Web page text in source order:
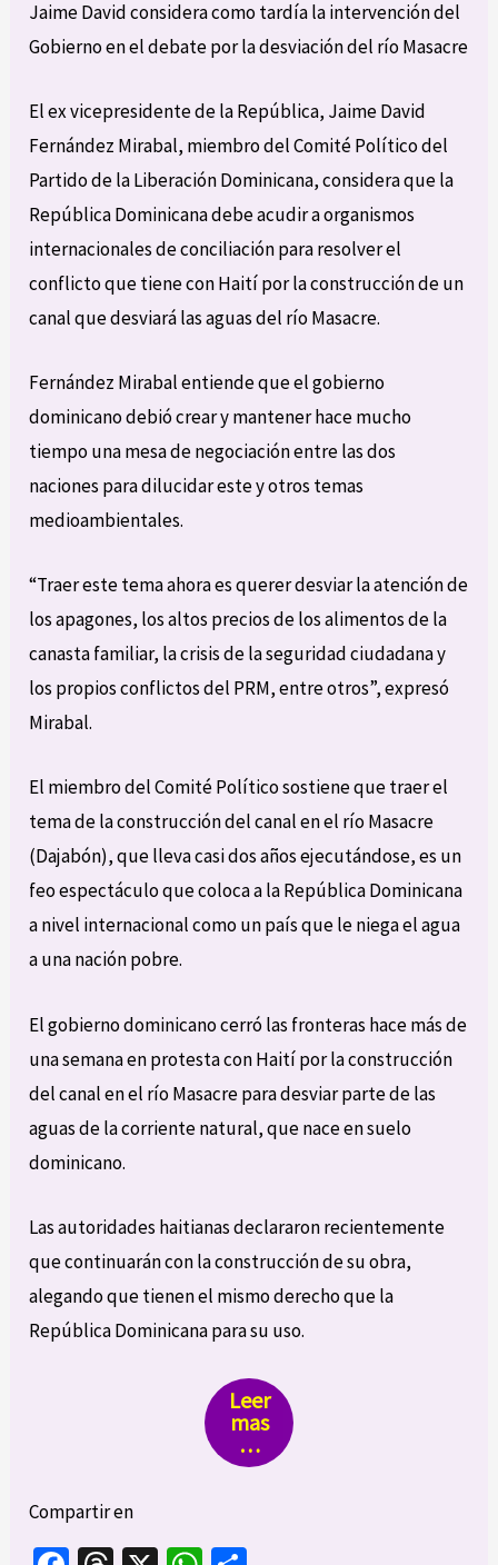
Jaime David considera como tardía la intervención del
Gobierno en el debate por la desviación del río Masacre
El ex vicepresidente de la República, Jaime David
Fernández Mirabal, miembro del Comité Político del
Partido de la Liberación Dominicana, considera que la
República Dominicana debe acudir a organismos
internacionales de conciliación para resolver el
conflicto que tiene con Haití por la construcción de un
canal que desviará las aguas del río Masacre.
Fernández Mirabal entiende que el gobierno
dominicano debió crear y mantener hace mucho
tiempo una mesa de negociación entre las dos
naciones para dilucidar este y otros temas
medioambientales.
“Traer este tema ahora es querer desviar la atención de
los apagones, los altos precios de los alimentos de la
canasta familiar, la crisis de la seguridad ciudadana y
los propios conflictos del PRM, entre otros”, expresó
Mirabal.
El miembro del Comité Político sostiene que traer el
tema de la construcción del canal en el río Masacre
(Dajabón), que lleva casi dos años ejecutándose, es un
feo espectáculo que coloca a la República Dominicana
a nivel internacional como un país que le niega el agua
a una nación pobre.
El gobierno dominicano cerró las fronteras hace más de
una semana en protesta con Haití por la construcción
del canal en el río Masacre para desviar parte de las
aguas de la corriente natural, que nace en suelo
dominicano.
Las autoridades haitianas declararon recientemente
que continuarán con la construcción de su obra,
alegando que tienen el mismo derecho que la
República Dominicana para su uso.
Leer
mas
…
Compartir en